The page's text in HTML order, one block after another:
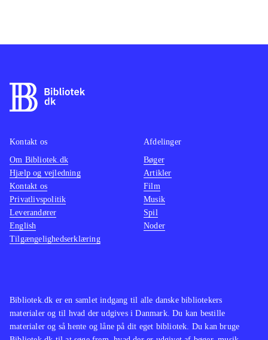
Bibliotek.dk er en samlet indgang til alle danske bibliotekers
materialer og til hvad der udgives i Danmark. Du kan bestille
materialer og så hente og låne på dit eget bibliotek. Du kan bruge
Kontakt os
Om Bibliotek.dk
Hjælp og vejledning
Kontakt os
Privatlivspolitik
Leverandører
English
Tilgængelighedserklæring
Afdelinger
Bøger
Artikler
Film
Musik
Spil
Noder